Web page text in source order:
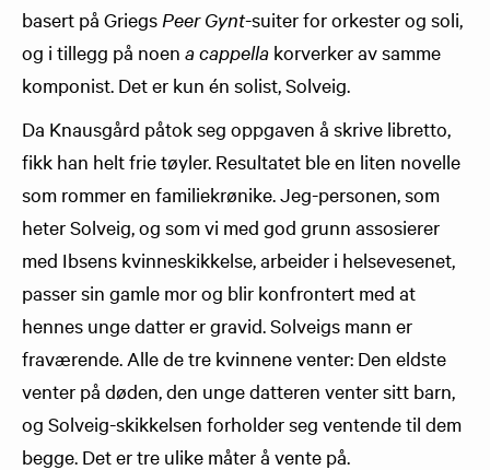
basert på Griegs Peer Gynt-suiter for orkester og soli,
og i tillegg på noen a cappella korverker av samme
komponist. Det er kun én solist, Solveig.
Da Knausgård påtok seg oppgaven å skrive libretto,
fikk han helt frie tøyler. Resultatet ble en liten novelle
som rommer en familiekrønike. Jeg-personen, som
heter Solveig, og som vi med god grunn assosierer
med Ibsens kvinneskikkelse, arbeider i helsevesenet,
passer sin gamle mor og blir konfrontert med at
hennes unge datter er gravid. Solveigs mann er
fraværende. Alle de tre kvinnene venter: Den eldste
venter på døden, den unge datteren venter sitt barn,
og Solveig-skikkelsen forholder seg ventende til dem
begge. Det er tre ulike måter å vente på.